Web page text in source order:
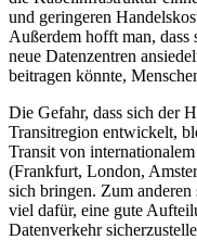
und geringeren
Außerdem hofft man,
neue Datenzentren
beitragen könnte,
Die Gefahr, dass sich der
Transitregion entwickelt,
Transit von
(Frankfurt, London,
sich bringen. Zum
viel dafür, eine gute
Datenverkehr